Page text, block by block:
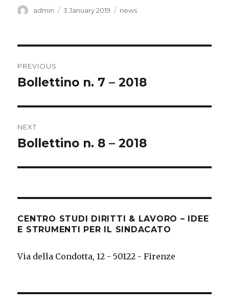
Author
admin
Posted
3 January 2019 Categories
news
navigation
PREVIOUS
Previous
Bollettino n. 7 – 2018
NEXT
Next
Bollettino n. 8 – 2018
CENTRO STUDI DIRITTI & LAVORO – IDEE
E STRUMENTI PER IL SINDACATO
Via della Condotta, 12 - 50122 - Firenze